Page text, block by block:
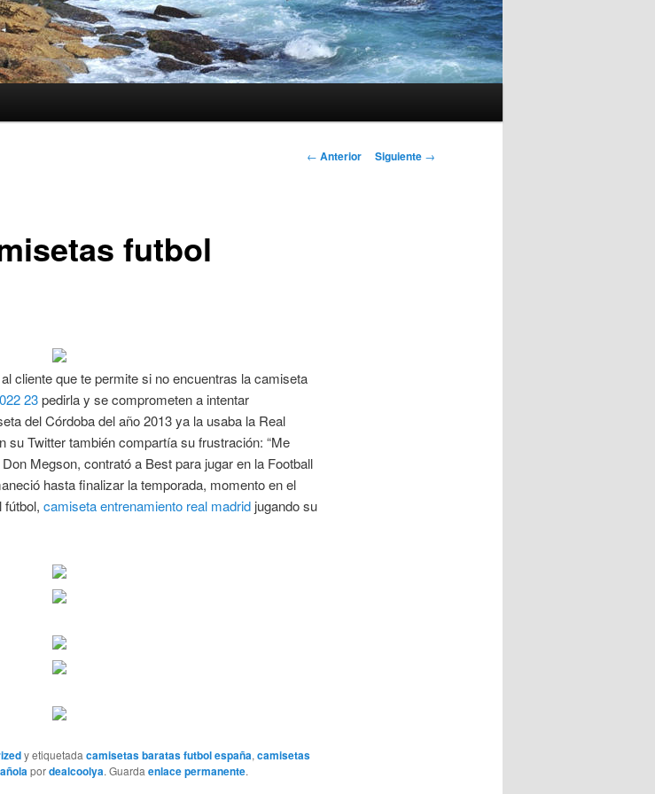
Navegación
← Anterior Siguiente →
futbol
cliente que te permite si no encuentras la camiseta
23pedirla y se comprometen a intentar
del Córdoba del año 2013 ya la usaba la Real
su Twitter también compartía su frustración: “Me
Megson, contrató a Best para jugar en la Football
hasta finalizar la temporada, momento en el
fútbol, camiseta entrenamiento real madridjugando su
y etiquetadacamisetas baratas futbol españa,camisetas
pordealcoolya. Guardaenlace permanente.